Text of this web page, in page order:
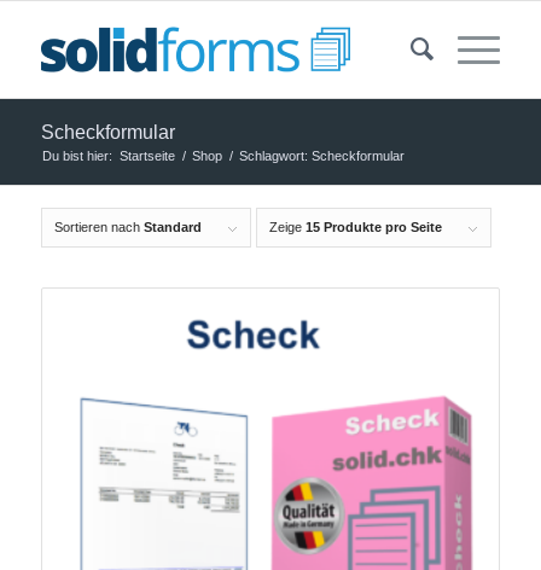
Scheckformular
Du bist hier: Startseite / Shop / Schlagwort: Scheckformular
Sortieren nach Standard Zeige 15 Produkte pro Seite